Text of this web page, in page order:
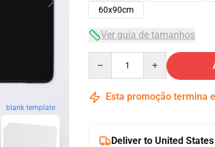
blank template
60x90cm
Ver guia de tamanhos
Esta promoção termina
Deliver to United States